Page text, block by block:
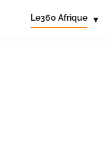
Le360 Afrique ▾